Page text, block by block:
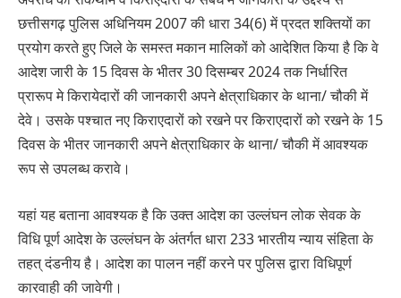
छत्तीसगढ़ पुलिस अधिनियम 2007 की धारा 34(6) में प्रदत शक्तियों का
प्रयोग करते हुए जिले के समस्त मकान मालिकों को आदेशित किया है कि वे
आदेश जारी के 15 दिवस के भीतर 30 दिसम्बर 2024 तक निर्धारित
प्रारूप मे किरायेदारों की जानकारी अपने क्षेत्राधिकार के थाना/ चौकी में
देवे। उसके पश्चात नए किराएदारों को रखने पर किराएदारों को रखने के 15
दिवस के भीतर जानकारी अपने क्षेत्राधिकार के थाना/ चौकी में आवश्यक
रूप से उपलब्ध करावे।
यहां यह बताना आवश्यक है कि उक्त आदेश का उल्लंघन लोक सेवक के
विधि पूर्ण आदेश के उल्लंघन के अंतर्गत धारा 233 भारतीय न्याय संहिता के
तहत् दंडनीय है। आदेश का पालन नहीं करने पर पुलिस द्वारा विधिपूर्ण
कारवाही की जावेगी।